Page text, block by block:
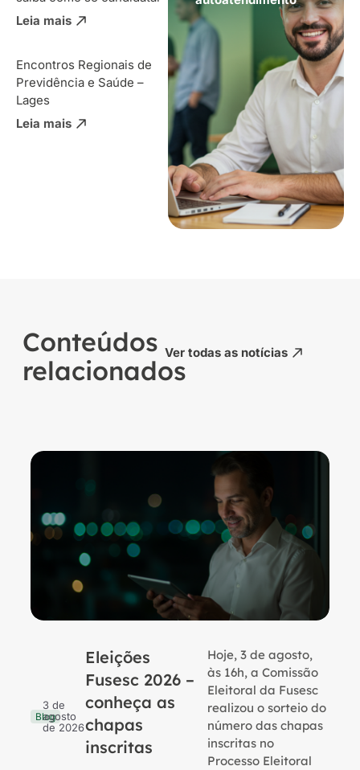
Leia mais
Encontros Regionais de
Previdência e Saúde –
Lages
Leia mais
Conteúdos
relacionados
Ver todas as notícias
Blog
3 de
agosto
de 2026
Eleições
Fusesc 2026 –
conheça as
chapas
inscritas
Hoje, 3 de agosto,
às 16h, a Comissão
Eleitoral da Fusesc
realizou o sorteio do
número das chapas
inscritas no
Processo Eleitoral